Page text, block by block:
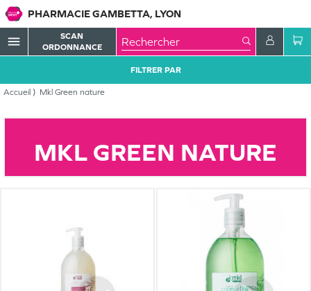
PHARMACIE GAMBETTA, LYON
menu
SCAN
ORDONNANCE
Accueil Mkl Green nature
FILTRER PAR
MKL GREEN NATURE